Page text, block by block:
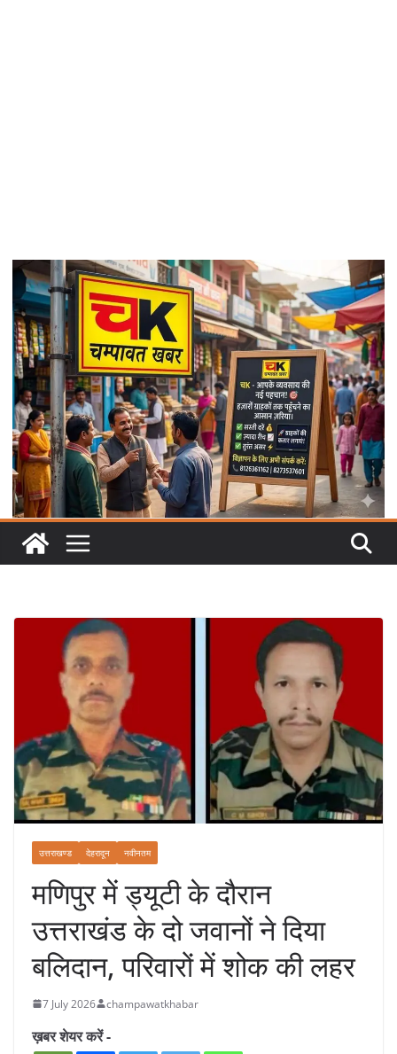
उत्तराखण्ड देहरादून नवीनतम
मणिपुर में ड्यूटी के दौरान
उत्तराखंड के दो जवानों ने दिया
बलिदान, परिवारों में शोक की लहर
7 July 2026 champawatkhabar
ख़बर शेयर करें -